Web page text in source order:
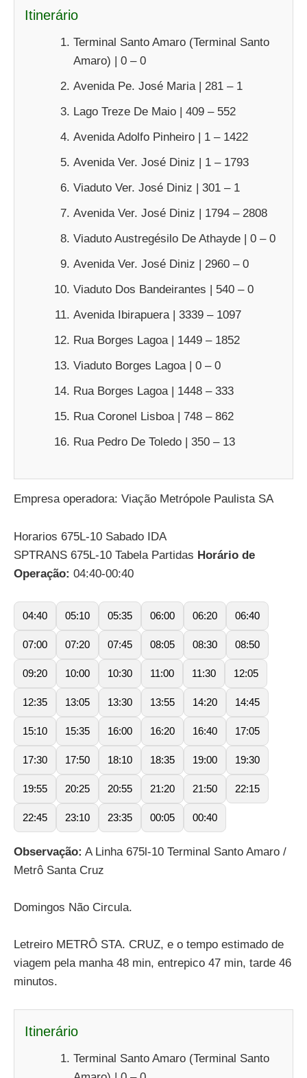
Itinerário
Terminal Santo Amaro (Terminal Santo
Amaro) | 0 – 0
Avenida Pe. José Maria | 281 – 1
Lago Treze De Maio | 409 – 552
Avenida Adolfo Pinheiro | 1 – 1422
Avenida Ver. José Diniz | 1 – 1793
Viaduto Ver. José Diniz | 301 – 1
Avenida Ver. José Diniz | 1794 – 2808
Viaduto Austregésilo De Athayde | 0 – 0
Avenida Ver. José Diniz | 2960 – 0
Viaduto Dos Bandeirantes | 540 – 0
Avenida Ibirapuera | 3339 – 1097
Rua Borges Lagoa | 1449 – 1852
Viaduto Borges Lagoa | 0 – 0
Rua Borges Lagoa | 1448 – 333
Rua Coronel Lisboa | 748 – 862
Rua Pedro De Toledo | 350 – 13
Empresa operadora: Viação Metrópole Paulista SA
Horarios 675L-10 Sabado IDA
SPTRANS 675L-10 Tabela Partidas Horário de
Operação: 04:40-00:40
04:40 05:10 05:35 06:00 06:20 06:40
07:00 07:20 07:45 08:05 08:30 08:50
09:20 10:00 10:30 11:00 11:30 12:05
12:35 13:05 13:30 13:55 14:20 14:45
15:10 15:35 16:00 16:20 16:40 17:05
17:30 17:50 18:10 18:35 19:00 19:30
19:55 20:25 20:55 21:20 21:50 22:15
22:45 23:10 23:35 00:05 00:40
Observação: A Linha 675l-10 Terminal Santo Amaro /
Metrô Santa Cruz
Domingos Não Circula.
Letreiro METRÔ STA. CRUZ, e o tempo estimado de
viagem pela manha 48 min, entrepico 47 min, tarde 46
minutos.
Itinerário
Terminal Santo Amaro (Terminal Santo